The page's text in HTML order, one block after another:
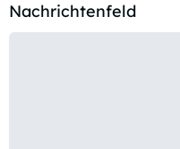
Nachrichtenfeld